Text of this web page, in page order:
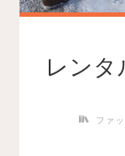
レンタ
ファ